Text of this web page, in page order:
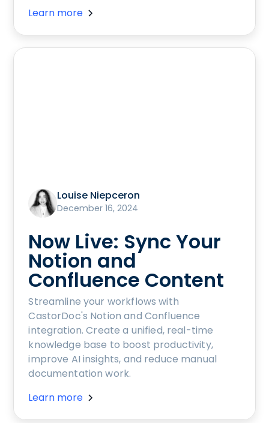
Learn more
Louise Niepceron
December 16, 2024
Now Live: Sync Your
Notion and
Confluence Content
Streamline your workflows with
CastorDoc's Notion and Confluence
integration. Create a unified, real-time
knowledge base to boost productivity,
improve AI insights, and reduce manual
documentation work.
Learn more